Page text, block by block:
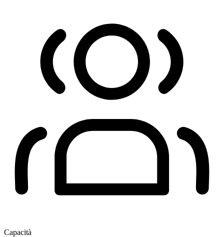
Capacità